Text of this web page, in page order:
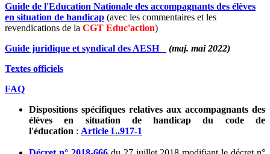
Guide de l'Education Nationale des accompagnants des élèves
en situation de handicap (avec les commentaires et les
revendications de la CGT Educ'action)
Guide juridique et syndical des AESH
(maj. mai 2022)
Textes officiels
FAQ
Dispositions spécifiques relatives aux accompagnants des
élèves en situation de handicap du code de
l'éducation : Article L.917-1